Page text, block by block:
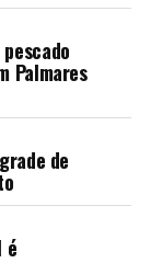
Palmares
de
é